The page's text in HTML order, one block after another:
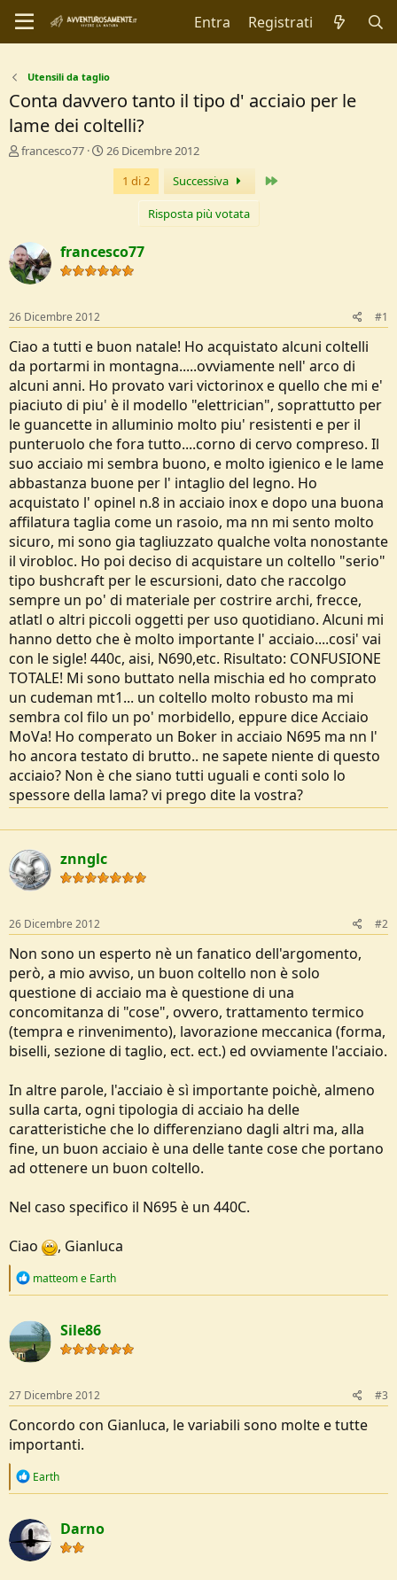
Entra Registrati
Utensili da taglio
Conta davvero tanto il tipo d' acciaio per le
lame dei coltelli?
C
r
e
D
s
c
u
s
s
i
o
n
e
francesco77
D
I
n
i
o
26 Dicembre 2012
1 di 2
Successiva
Risposta più votata
francesco77
26 Dicembre 2012 #1
Ciao a tutti e buon natale! Ho acquistato alcuni coltelli
da portarmi in montagna.....ovviamente nell' arco di
alcuni anni. Ho provato vari victorinox e quello che mi e'
piaciuto di piu' è il modello "elettrician", soprattutto per
le guancette in alluminio molto piu' resistenti e per il
punteruolo che fora tutto....corno di cervo compreso. Il
suo acciaio mi sembra buono, e molto igienico e le lame
abbastanza buone per l' intaglio del legno. Ho
acquistato l' opinel n.8 in acciaio inox e dopo una buona
affilatura taglia come un rasoio, ma nn mi sento molto
sicuro, mi sono gia tagliuzzato qualche volta nonostante
il virobloc. Ho poi deciso di acquistare un coltello "serio"
tipo bushcraft per le escursioni, dato che raccolgo
sempre un po' di materiale per costrire archi, frecce,
atlatl o altri piccoli oggetti per uso quotidiano. Alcuni mi
hanno detto che è molto importante l' acciaio....cosi' vai
con le sigle! 440c, aisi, N690,etc. Risultato: CONFUSIONE
TOTALE! Mi sono buttato nella mischia ed ho comprato
un cudeman mt1... un coltello molto robusto ma mi
sembra col filo un po' morbidello, eppure dice Acciaio
MoVa! Ho comperato un Boker in acciaio N695 ma nn l'
ho ancora testato di brutto.. ne sapete niente di questo
acciaio? Non è che siano tutti uguali e conti solo lo
spessore della lama? vi prego dite la vostra?
znnglc
26 Dicembre 2012 #2
Non sono un esperto nè un fanatico dell'argomento,
però, a mio avviso, un buon coltello non è solo
questione di acciaio ma è questione di una
concomitanza di "cose", ovvero, trattamento termico
(tempra e rinvenimento), lavorazione meccanica (forma,
biselli, sezione di taglio, ect. ect.) ed ovviamente l'acciaio.
In altre parole, l'acciaio è sì importante poichè, almeno
sulla carta, ogni tipologia di acciaio ha delle
caratteristiche che lo differenziano dagli altri ma, alla
fine, un buon acciaio è una delle tante cose che portano
ad ottenere un buon coltello.
Nel caso specifico il N695 è un 440C.
Ciao
, Gianluca
R
c
t
i
o
s
:
matteome Earth
Sile86
27 Dicembre 2012 #3
Concordo con Gianluca, le variabili sono molte e tutte
importanti.
R
c
t
i
o
Earth
Darno